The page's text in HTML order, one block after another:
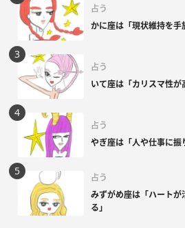
占う
かに座は「現状維持を手
占う
いて座は「カリスマ性が
占う
やぎ座は「人や仕事に振
占う
みずがめ座は「ハート
る」